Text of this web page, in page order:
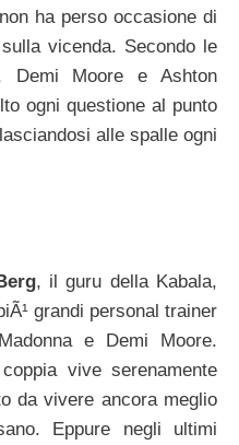
ha perso occasione di
vicenda. Secondo le
Demi Moore e Ashton
ogni questione al punto
alle spalle ogni
, il guru della Kabala,
grandi personal trainer
e Demi Moore.
vive serenamente
da vivere ancora meglio
Eppure negli ultimi